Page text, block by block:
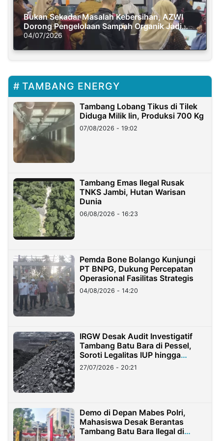
Bukan Sekadar Masalah Kebersihan, AZWI
Dorong Pengelolaan Sampah Organik Jadi
Solusi Krisis Iklim
04/07/2026
TAMBANG ENERGY
Tambang Lobang Tikus di Tilek
Diduga Milik Iin, Produksi 700 Kg
07/08/2026 - 19:02
Tambang Emas Ilegal Rusak
TNKS Jambi, Hutan Warisan
Dunia
06/08/2026 - 16:23
Pemda Bone Bolango Kunjungi
PT BNPG, Dukung Percepatan
Operasional Fasilitas Strategis
04/08/2026 - 14:20
IRGW Desak Audit Investigatif
Tambang Batu Bara di Pessel,
Soroti Legalitas IUP hingga
Stockpile
27/07/2026 - 20:21
Demo di Depan Mabes Polri,
Mahasiswa Desak Berantas
Tambang Batu Bara Ilegal di